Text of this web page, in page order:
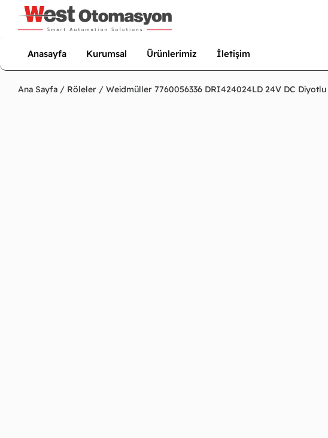
Anasayfa Kurumsal Ürünlerimiz İletişim
Ana Sayfa / Röleler / Weidmüller 7760056336 DRI424024LD 24V DC Diyotlu